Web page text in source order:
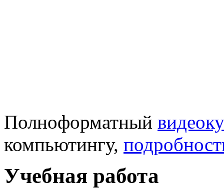
Полноформатный
компьютингу,
Учебная работа